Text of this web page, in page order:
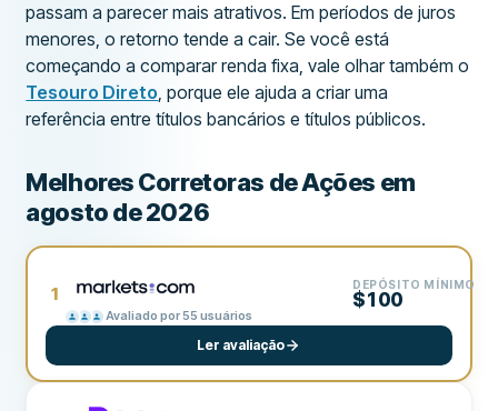
passam a parecer mais atrativos. Em períodos de juros
menores, o retorno tende a cair. Se você está
começando a comparar renda fixa, vale olhar também o
Tesouro Direto, porque ele ajuda a criar uma
referência entre títulos bancários e títulos públicos.
Melhores Corretoras de Ações em
agosto de 2026
1
Avaliado por 55 usuários
DEPÓSITO MÍNIMO
$100
Ler avaliação